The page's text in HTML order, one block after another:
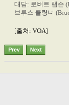
대담: 로버트 랩슨
브루스 클링너
[출처: VOA]
Prev Next